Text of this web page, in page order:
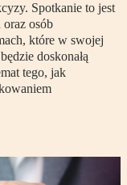
Spotkanie to jest
osób
które w swojej
doskonałą
tego, jak